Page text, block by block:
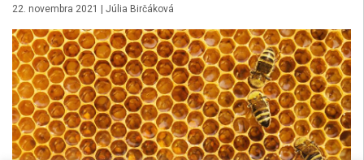
22. novembra 2021 Júlia Birčáková